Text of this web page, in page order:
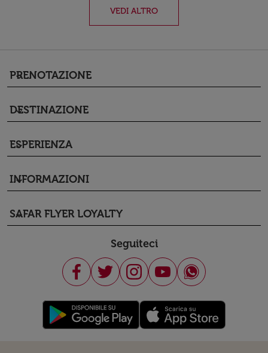
VEDI ALTRO
PRENOTAZIONE
keyboard_arrow_down
DESTINAZIONE
keyboard_arrow_down
ESPERIENZA
keyboard_arrow_down
INFORMAZIONI
keyboard_arrow_down
SAFAR FLYER LOYALTY
keyboard_arrow_down
Seguiteci